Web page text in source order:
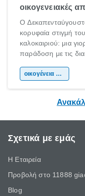
οικογενειακές
Ο
κορυφαία στιγμή
καλοκαιριού: μια
παράδοση με τις
χώρας. Είτεοικογένεια & παιδί
Σχετικά με εμάς
Η Εταιρεία
Προβολή στο 11888
Blog